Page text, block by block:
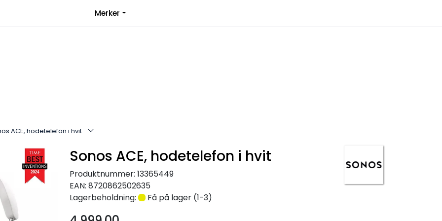
Merker
ACE, hodetelefon i hvit
Sonos ACE, hodetelefon i hvit
Produktnummer: 13365449
EAN: 8720862502635
Lagerbeholdning:
Få på lager (1-3)